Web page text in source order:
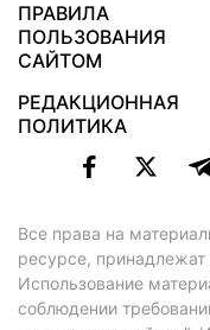
ПРАВИЛА
ПОЛЬЗОВАНИЯ
САЙТОМ
РЕДАКЦИОННАЯ
ПОЛИТИКА
Все права на
ресурсе,
Использование
соблюдении